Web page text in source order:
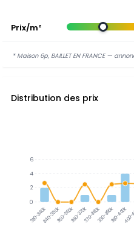
Prix/m²
* Maison 6p, BAILLET EN FRANCE —
Distribution des prix
330-340k340-350k350-360k360-370k370-380k380-390k390-400k
6
4
2
0